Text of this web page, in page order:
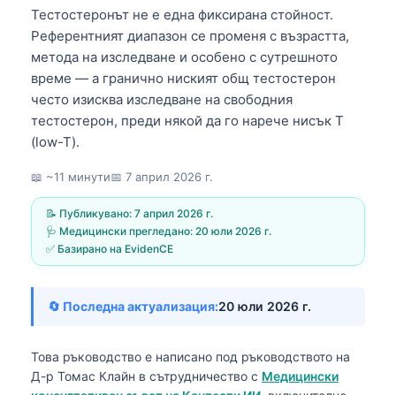
Тестостеронът не е една фиксирана стойност.
Референтният диапазон се променя с възрастта,
метода на изследване и особено с сутрешното
време — а гранично ниският общ тестостерон
често изисква изследване на свободния
тестостерон, преди някой да го нарече нисък Т
(low-T).
📖 ~11 минути📅 7 април 2026 г.
📝 Публикувано: 7 април 2026 г.
🩺 Медицински прегледано: 20 юли 2026 г.
✅ Базирано на EvidenCE
🔄 Последна актуализация:20 юли 2026 г.
Това ръководство е написано под ръководството на
Д-р Томас Клайн в сътрудничество с Медицински